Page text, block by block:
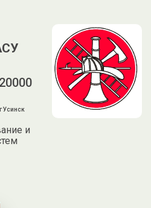
Усинск
и